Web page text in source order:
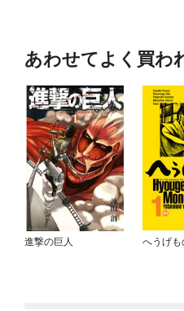
あわせてよく買わ
進撃の巨人 へうげも